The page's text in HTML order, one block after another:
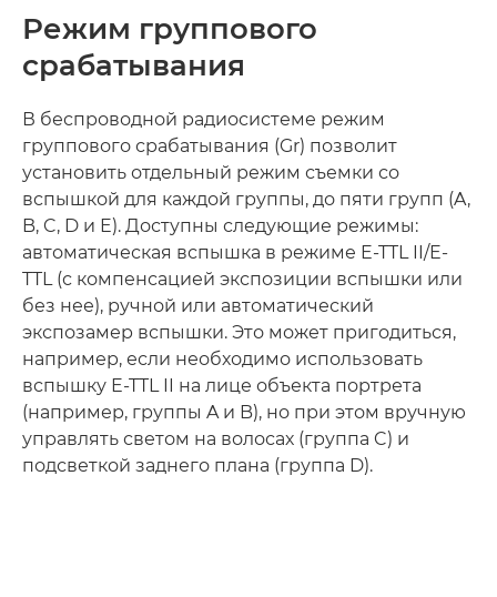
Режим группового
срабатывания
В беспроводной радиосистеме режим
группового срабатывания (Gr) позволит
установить отдельный режим съемки со
вспышкой для каждой группы, до пяти групп (A,
B, C, D и E). Доступны следующие режимы:
автоматическая вспышка в режиме E-TTL II/E-
TTL (с компенсацией экспозиции вспышки или
без нее), ручной или автоматический
экспозамер вспышки. Это может пригодиться,
например, если необходимо использовать
вспышку E-TTL II на лице объекта портрета
(например, группы A и B), но при этом вручную
управлять светом на волосах (группа C) и
подсветкой заднего плана (группа D).